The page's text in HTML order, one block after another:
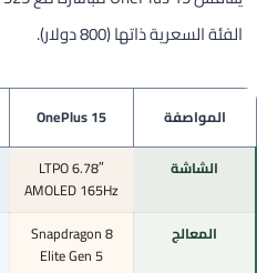
الفئة السعرية ذاتها (800 دولار).
المواصفة OnePlus 15
الشاشة
6.78″ LTPO
AMOLED 165Hz
المعالج
Snapdragon 8
Elite Gen 5